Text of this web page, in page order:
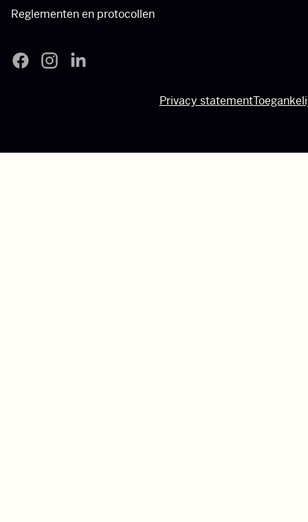
Reglementen en protocollen
Filmfonds - Facebook
Filmfonds - Instagram
Filmfonds - LinkedIn
Privacy statement